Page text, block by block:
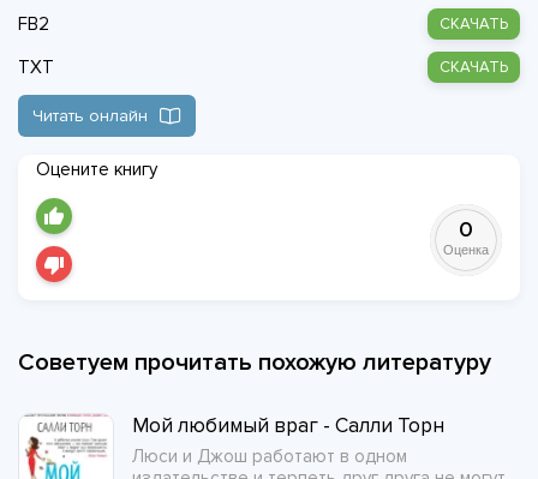
FB2 СКАЧАТЬ
TXT СКАЧАТЬ
Читать онлайн
Оцените книгу
0
Оценка
Советуем прочитать похожую литературу
Мой любимый враг - Салли Торн
Люси и Джош работают в одном